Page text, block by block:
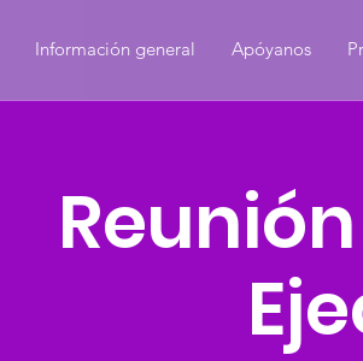
Información general Apóyanos